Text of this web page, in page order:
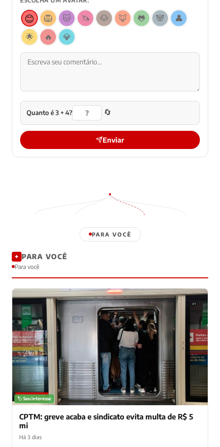
😊 🦁 🐱 🦄 🐶 🦊 🐸 🐼
👤
🌟
🔥 💎
Quanto é 3 + 4? 🔄
Enviar
PARA VOCÊ
✦ PARA VOCÊ
Para você
NOTÍCIAS
🏷️ Seu interesse
CPTM: greve acaba e sindicato evita multa de R$ 5
mi
Há 3 dias